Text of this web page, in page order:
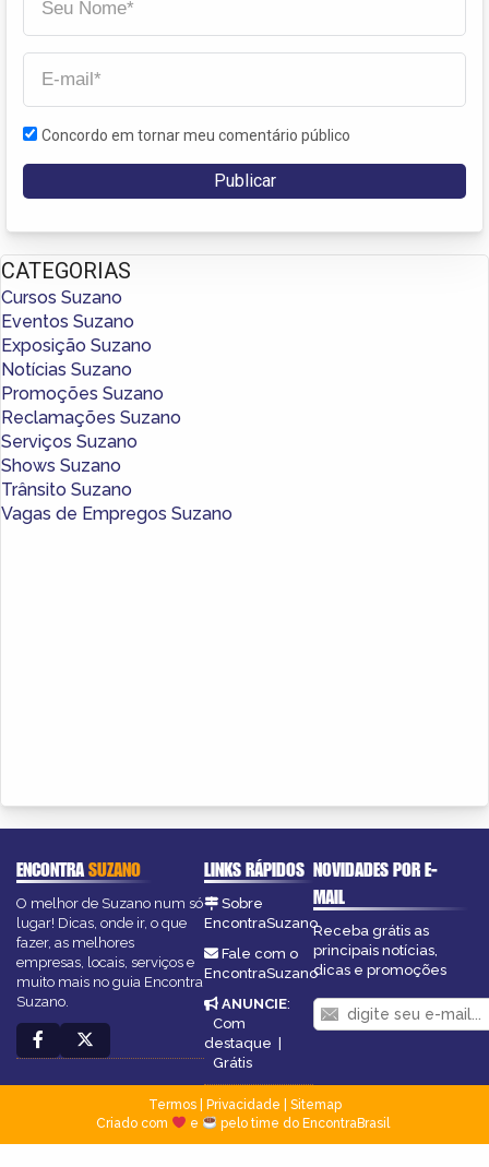
Concordo em tornar meu comentário público
CATEGORIAS
Cursos Suzano
Eventos Suzano
Exposição Suzano
Notícias Suzano
Promoções Suzano
Reclamações Suzano
Serviços Suzano
Shows Suzano
Trânsito Suzano
Vagas de Empregos Suzano
ENCONTRASUZANO
O melhor de Suzano num só
lugar! Dicas, onde ir, o que
fazer, as melhores
empresas, locais, serviços e
muito mais no guia Encontra
Suzano.
LINKS RÁPIDOS
Sobre
EncontraSuzano
Fale com o
EncontraSuzano
ANUNCIE:
Com
destaque
Grátis
NOVIDADES POR E-
MAIL
Receba grátis as
principais notícias,
dicas e promoções
Termos| Privacidade
Sitemap
Criado com
e pelo time do EncontraBrasil